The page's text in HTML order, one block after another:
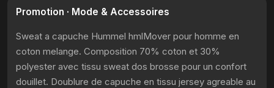
Promotion · Mode & Accessoires
Sweat a capuche Hummel hmlMover pour homme en
coton melange. Composition 70% coton et 30%
polyester avec tissu sweat dos brosse pour un confort
douillet. Doublure de capuche en tissu jersey agreable au